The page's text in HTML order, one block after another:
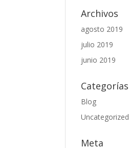
Archivos
agosto 2019
julio 2019
junio 2019
Categorías
Blog
Uncategorized
Meta